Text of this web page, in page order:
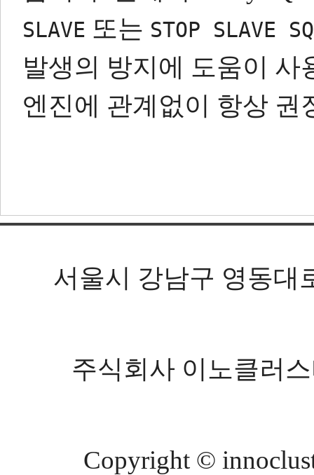
SLAVE 또는 STOP SLAVE
발생의 방지에 도움이
엔진에 관계없이 항상 권
서울시 강남구 영동대
주식회사 이노클러
Copyright ©